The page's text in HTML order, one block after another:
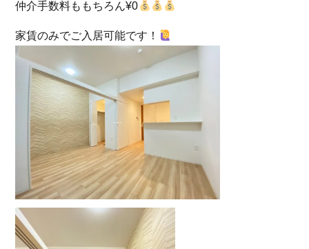
仲介手数料ももちろん¥0
家賃のみでご入居可能です！